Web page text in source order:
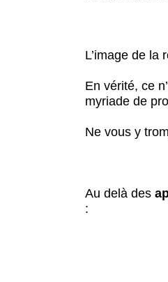
L’image de la
En vérité, ce
myriade de
Ne vous y
Au delà des
: